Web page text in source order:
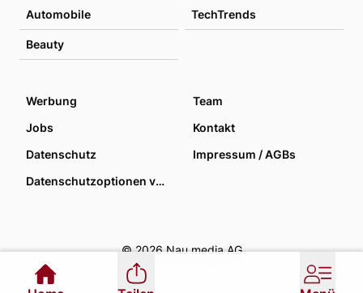
Automobile TechTrends
Beauty
Werbung
Team
Jobs
Kontakt
Datenschutz
Impressum / AGBs
Datenschutzoptionen verwalten
© 2026 Nau media AG